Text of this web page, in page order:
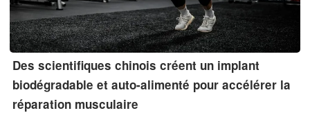
Des scientifiques chinois créent un implant
biodégradable et auto-alimenté pour accélérer la
réparation musculaire